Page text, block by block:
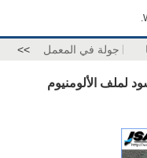
جولة في المعمل >>
لملف الألومنيوم